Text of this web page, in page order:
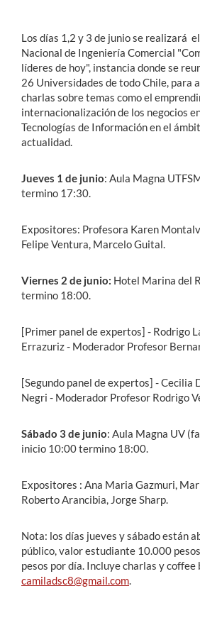
Estudiantes
Académicos
Funcionarios
Alumni
English
Los días 1,2 y 3 de junio se realizará
Nacional de Ingeniería Comercial
líderes de hoy", instancia donde se
26 Universidades de todo Chile, para
charlas sobre temas como el
internacionalización de los negocios
Tecnologías de Información en el
actualidad.
Jueves 1 de junio: Aula Magna
termino 17:30.
Expositores: Profesora Karen
Felipe Ventura, Marcelo Guital.
Viernes 2 de junio: Hotel Marina del
termino 18:00.
[Primer panel de expertos] - Rodrigo
Errazuriz - Moderador Profesor
[Segundo panel de expertos] - Cecilia
Negri - Moderador Profesor Rodrigo
Sábado 3 de junio: Aula Magna UV
inicio 10:00 termino 18:00.
Expositores : Ana Maria Gazmuri,
Roberto Arancibia, Jorge Sharp.
Nota: los días jueves y sábado están
público, valor estudiante 10.000
pesos por día. Incluye charlas y
camiladsc8@gmail.com.